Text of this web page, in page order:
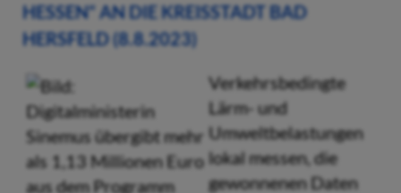
HESSEN“ AN DIE KREISSTADT BAD
HERSFELD (8.8.2023)
Verkehrsbedingte
Lärm- und
Umweltbelastungen
lokal messen, die
gewonnenen Daten